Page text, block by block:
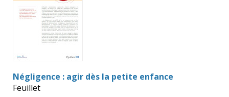
Négligence : agir dès la petite enfance
Feuillet